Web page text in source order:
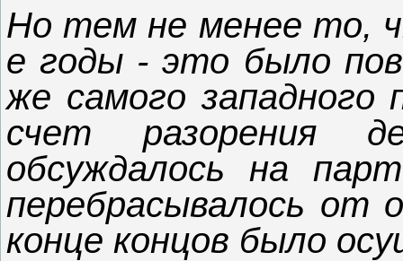
Но тем не менее то,
е годы - это было
же самого западного
счет разорения
обсуждалось на
перебрасывалось от
конце концов было